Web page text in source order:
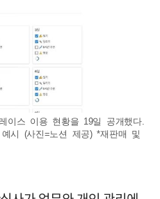
이스 이용 현황을 19일 공개했다.
시 (사진=노션 제공) *재판매 및